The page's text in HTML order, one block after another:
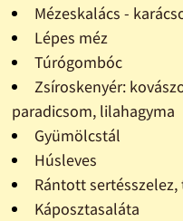
Mézeskalács -
Lépes méz
Túrógombóc
Zsíroskenyér:
paradicsom, lilahagyma
Gyümölcstál
Húsleves
Rántott sertésszelez,
Káposztasaláta